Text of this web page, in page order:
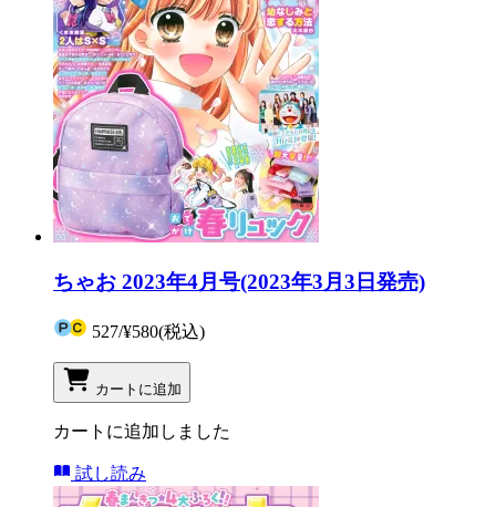
ちゃお 2023年4月号(2023年3月3日発売)
527/¥580(税込)
カートに追加
カートに追加しました
試し読み